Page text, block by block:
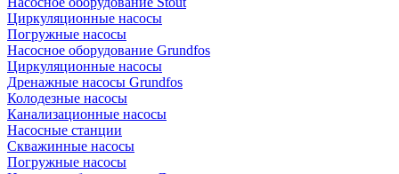
Циркуляционные насосы
Погружные насосы
Насосное оборудование Grundfos
Циркуляционные насосы
Дренажные насосы Grundfos
Колодезные насосы
Канализационные насосы
Насосные станции
Скважинные насосы
Погружные насосы